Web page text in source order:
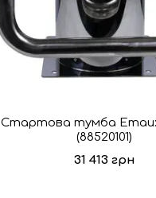
Стартова тумба Emaux
(88520101)
31 413 грн